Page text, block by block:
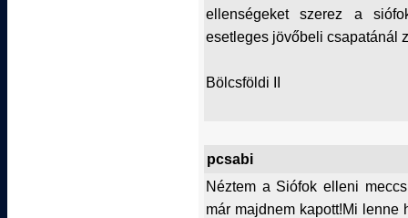
ellenségeket szerez a
esetleges jövőbeli csapatánál
Bölcsföldi II
pcsabi
Néztem a Siófok elleni
már majdnem kapott!Mi lenne